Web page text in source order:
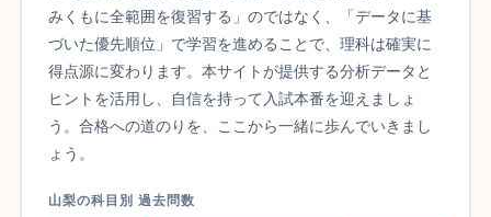
みくもに全範囲を復習する」のではなく、「データに基
づいた優先順位」で学習を進めることで、理科は確実に
得点源に変わります。本サイトが提供する分析データと
ヒントを活用し、自信を持って入試本番を迎えましょ
う。合格への道のりを、ここから一緒に歩んでいきまし
ょう。
山梨の科目別 過去問数